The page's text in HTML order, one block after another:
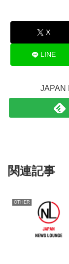
X
LINE
JAPAN
関連記事
OTHER